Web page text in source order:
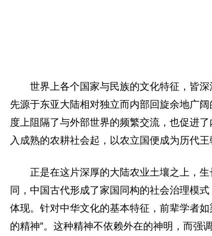
世界上各个国家与民族的文化特征，皆
先源于东亚大陆相对独立而内部回旋余地广
度上阻隔了与外部世界的频繁交流，也促进
入成熟的农耕社会起，以农立国便成为历代
正是在这片深厚的大陆农业土壤之上，
同，中国古代形成了家国同构的社会治理模
体现。针对中华文化的基本特征，前辈学者
的精神”。这种精神不依赖外在的神明，而强